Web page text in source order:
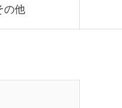
の他